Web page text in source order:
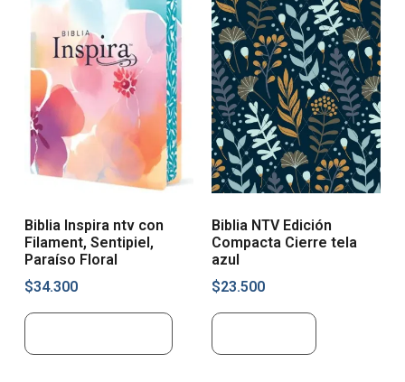
Biblia Inspira ntv con
Filament, Sentipiel,
Paraíso Floral
$34.300
Biblia NTV Edición
Compacta Cierre tela
azul
$23.500